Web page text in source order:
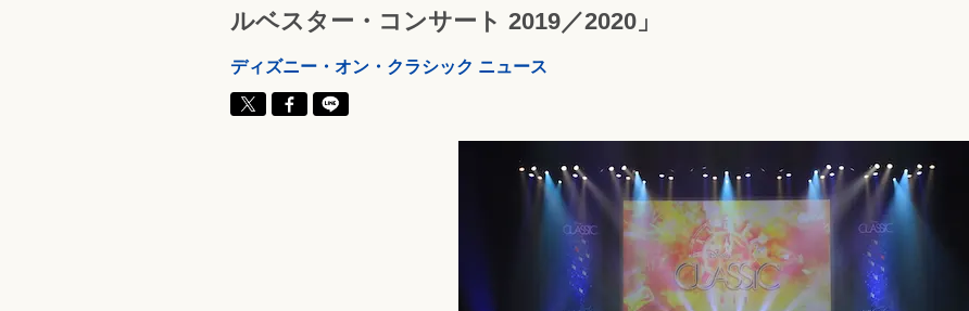
ルベスター・コンサート 2019／2020」
ディズニー・オン・クラシック ニュース